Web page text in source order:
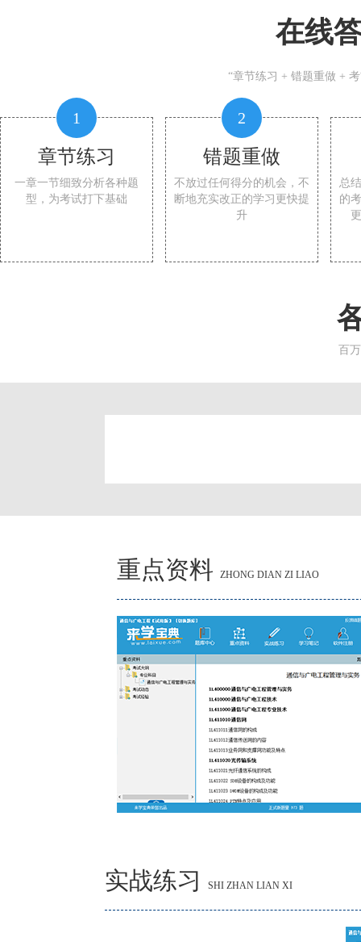
在线
“章节练习 + 错题重做 +
1
章节练习
一章一节细致分析各种题
型，为考试打下基础
2
错题重做
不放过任何得分的机会，不
断地充实改正的学习更快提
升
总
的
百
重点资料 ZHONG DIAN ZI LIAO
实战练习 SHI ZHAN LIAN XI